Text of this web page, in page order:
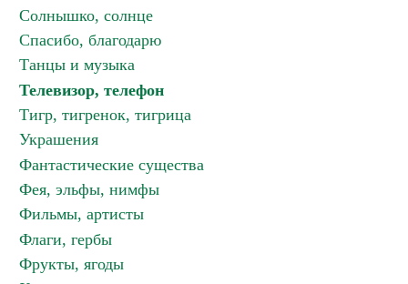
Солнышко, солнце
Спасибо, благодарю
Танцы и музыка
Телевизор, телефон
Тигр, тигренок, тигрица
Украшения
Фантастические существа
Фея, эльфы, нимфы
Фильмы, артисты
Флаги, гербы
Фрукты, ягоды